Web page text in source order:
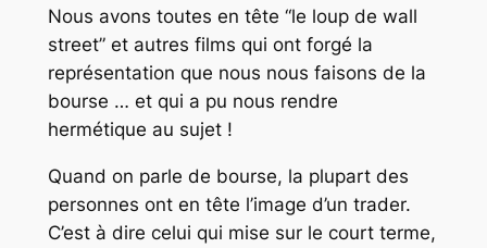
Nous avons toutes en tête “le loup de wall
street” et autres films qui ont forgé la
représentation que nous nous faisons de la
bourse … et qui a pu nous rendre
hermétique au sujet !
Quand on parle de bourse, la plupart des
personnes ont en tête l’image d’un trader.
C’est à dire celui qui mise sur le court terme,